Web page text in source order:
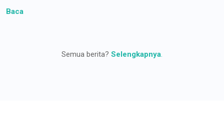
Baca
Semua berita? Selengkapnya